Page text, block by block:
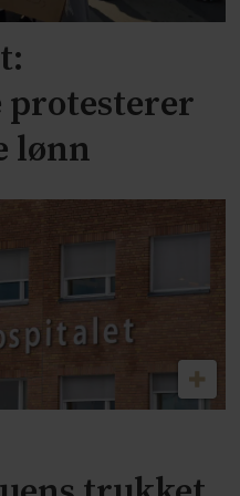
protesterer
lønn